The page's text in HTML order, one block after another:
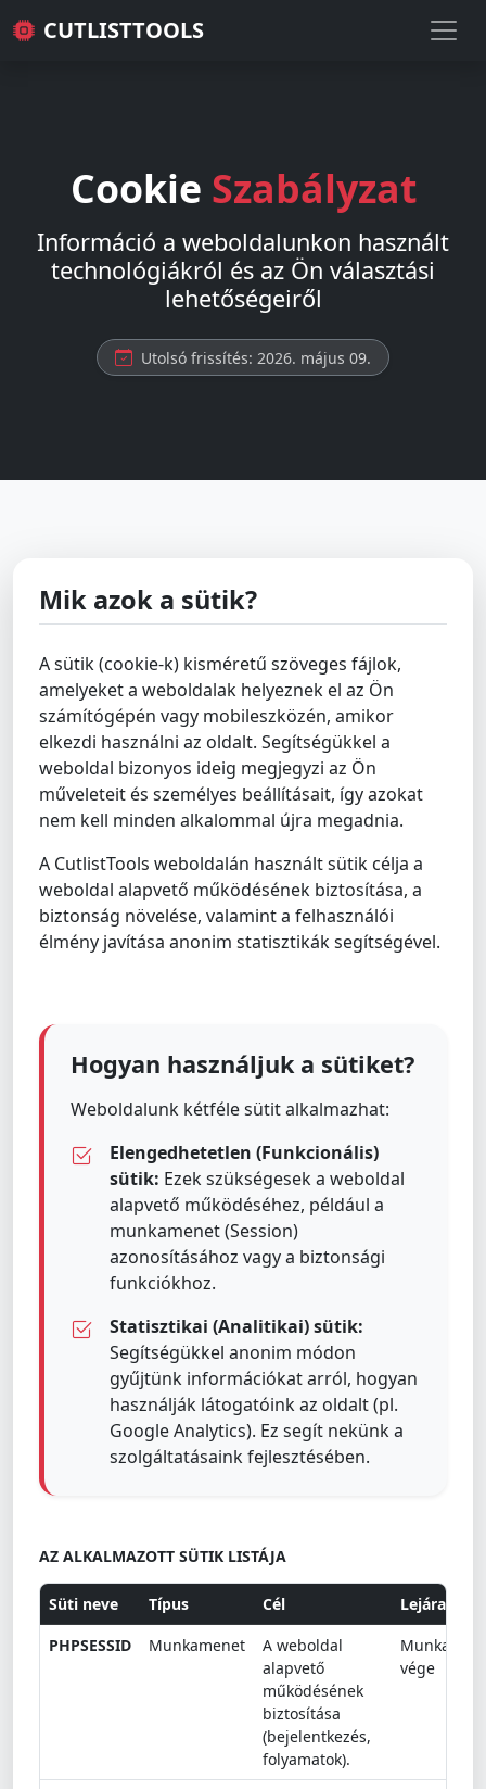
CUTLISTTOOLS
Cookie Szabályzat
Információ a weboldalunkon használt
technológiákról és az Ön választási
lehetőségeiről
Utolsó frissítés: 2026. május 09.
Mik azok a sütik?
A sütik (cookie-k) kisméretű szöveges fájlok,
amelyeket a weboldalak helyeznek el az Ön
számítógépén vagy mobileszközén, amikor
elkezdi használni az oldalt. Segítségükkel a
weboldal bizonyos ideig megjegyzi az Ön
műveleteit és személyes beállításait, így azokat
nem kell minden alkalommal újra megadnia.
A CutlistTools weboldalán használt sütik célja a
weboldal alapvető működésének biztosítása, a
biztonság növelése, valamint a felhasználói
élmény javítása anonim statisztikák segítségével.
Hogyan használjuk a sütiket?
Weboldalunk kétféle sütit alkalmazhat:
Elengedhetetlen (Funkcionális)
sütik: Ezek szükségesek a weboldal
alapvető működéséhez, például a
munkamenet (Session)
azonosításához vagy a biztonsági
funkciókhoz.
Statisztikai (Analitikai) sütik:
Segítségükkel anonim módon
gyűjtünk információkat arról, hogyan
használják látogatóink az oldalt (pl.
Google Analytics). Ez segít nekünk a
szolgáltatásaink fejlesztésében.
AZ ALKALMAZOTT SÜTIK LISTÁJA
Süti neve Típus Cél
Lejárat
PHPSESSID
Munkamenet
A weboldal
alapvető
működésének
biztosítása
(bejelentkezés,
folyamatok).
vége